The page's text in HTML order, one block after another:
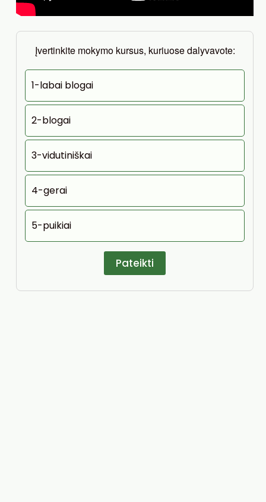
Įvertinkite mokymo kursus, kuriuose dalyvavote:
1-labai blogai
2-blogai
3-vidutiniškai
4-gerai
5-puikiai